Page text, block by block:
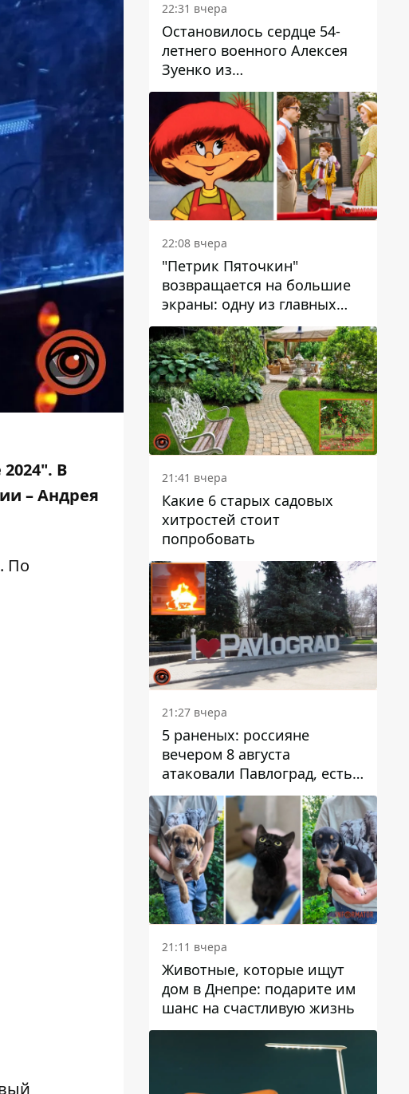
. В
– Андрея
. По
22:31 вчера
Остановилось сердце 54-
летнего военного Алексея
Зуенко из
Днепропетровской области
22:08 вчера
"Петрик Пяточкин"
возвращается на большие
экраны: одну из главных
ролей сыграет 9-летний
днепрянин Александр
Войтеховский
21:41 вчера
Какие 6 старых садовых
хитростей стоит
попробовать
21:27 вчера
5 раненых: россияне
вечером 8 августа
атаковали Павлоград, есть
возгорание
21:11 вчера
Животные, которые ищут
дом в Днепре: подарите им
шанс на счастливую жизнь